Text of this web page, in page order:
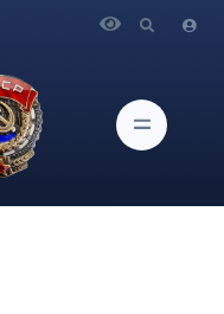
на базе
состоится